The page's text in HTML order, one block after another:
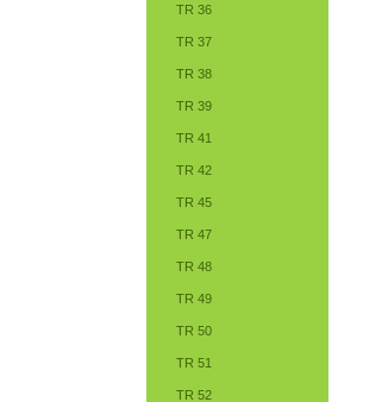
TR 36
TR 37
TR 38
TR 39
TR 41
TR 42
TR 45
TR 47
TR 48
TR 49
TR 50
TR 51
TR 52